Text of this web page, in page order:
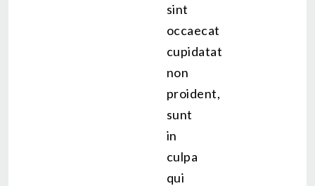
sint
occaecat
cupidatat
non
proident,
sunt
in
culpa
qui